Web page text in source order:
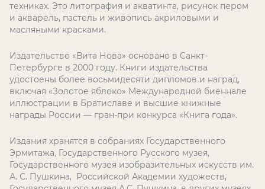
техниках. Это литография и акватинта, рисунок пером
и акварель, пастель и живопись акриловыми и
масляными красками.
Издательство «Вита Нова» основано в Санкт-
Петербурге в 2000 году. Книги издательства
удостоены более восьмидесяти дипломов и наград,
включая «Золотое яблоко» Международной биеннале
иллюстрации в Братиславе и высшие книжные
награды России — гран-при конкурса «Книга года».
Издания хранятся в собраниях Государственного
Эрмитажа, Государственного Русского музея,
Государственного музея изобразительных искусств им.
А. С. Пушкина, Российской Академии художеств,